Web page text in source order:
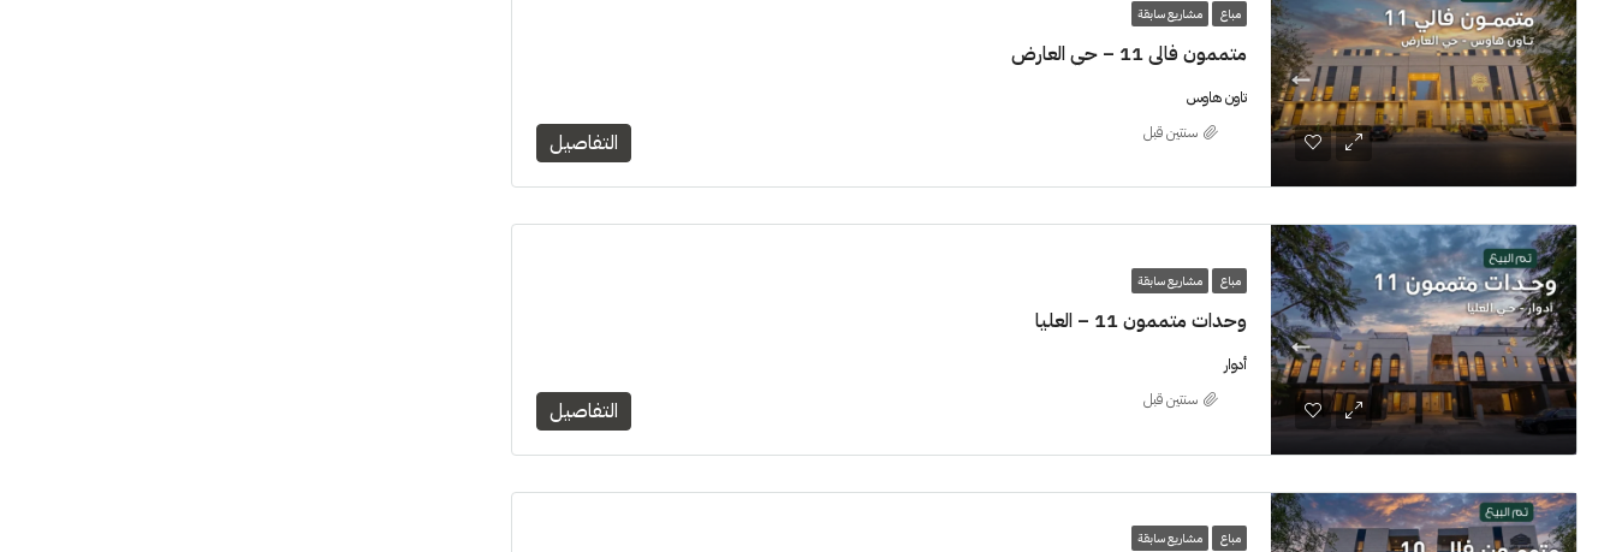
مباع مشاريع سابقة
متممون فالي 11 – حي العارض
تاون هاوس
التفاصيل ‏سنتين قبل
مباع مشاريع سابقة
وحدات متممون 11 – العليا
أدوار
التفاصيل ‏سنتين قبل
مباع مشاريع سابقة